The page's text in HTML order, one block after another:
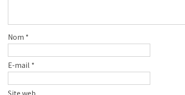
Nom *
E-mail *